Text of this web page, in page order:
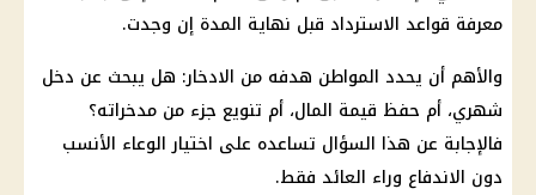
معرفة قواعد الاسترداد قبل نهاية المدة إن وجدت.
والأهم أن يحدد المواطن هدفه من الادخار: هل يبحث عن دخل
شهري، أم حفظ قيمة المال، أم تنويع جزء من مدخراته؟
فالإجابة عن هذا السؤال تساعده على اختيار الوعاء الأنسب
دون الاندفاع وراء العائد فقط.